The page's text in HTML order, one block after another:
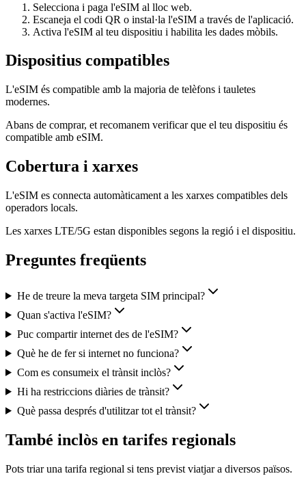
Selecciona i paga l'eSIM al lloc web.
Escaneja el codi QR o instal·la l'eSIM a través de l'aplicació.
Activa l'eSIM al teu dispositiu i habilita les dades mòbils.
Dispositius compatibles
L'eSIM és compatible amb la majoria de telèfons i tauletes
modernes.
Abans de comprar, et recomanem verificar que el teu dispositiu és
compatible amb eSIM.
Cobertura i xarxes
L'eSIM es connecta automàticament a les xarxes compatibles dels
operadors locals.
Les xarxes LTE/5G estan disponibles segons la regió i el dispositiu.
Preguntes freqüents
He de treure la meva targeta SIM principal?
Quan s'activa l'eSIM?
Puc compartir internet des de l'eSIM?
Què he de fer si internet no funciona?
Com es consumeix el trànsit inclòs?
Hi ha restriccions diàries de trànsit?
Què passa després d'utilitzar tot el trànsit?
També inclòs en tarifes regionals
Pots triar una tarifa regional si tens previst viatjar a diversos països.